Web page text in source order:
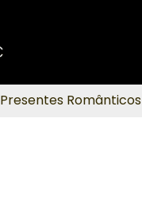
Presentes Românticos